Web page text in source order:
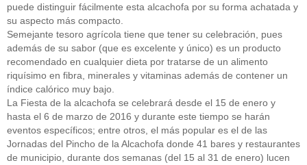
puede distinguir fácilmente esta alcachofa por su forma achatada y
su aspecto más compacto.
Semejante tesoro agrícola tiene que tener su celebración, pues
además de su sabor (que es excelente y único) es un producto
recomendado en cualquier dieta por tratarse de un alimento
riquísimo en fibra, minerales y vitaminas además de contener un
índice calórico muy bajo.
La Fiesta de la alcachofa se celebrará desde el 15 de enero y
hasta el 6 de marzo de 2016 y durante este tiempo se harán
eventos específicos; entre otros, el más popular es el de las
Jornadas del Pincho de la Alcachofa donde 41 bares y restaurantes
de municipio, durante dos semanas (del 15 al 31 de enero) lucen